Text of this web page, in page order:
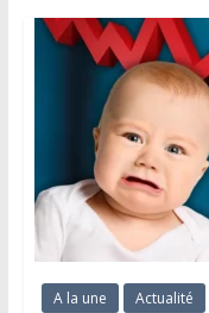
A la une Actualité